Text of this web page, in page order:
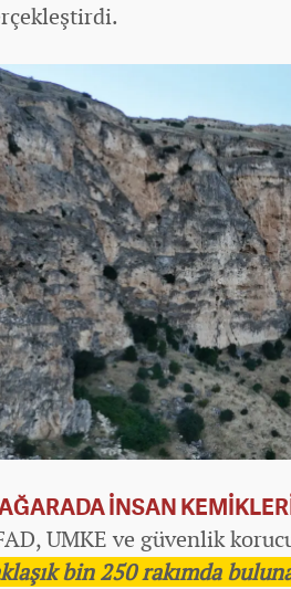
İNSAN
UMKE ve güvenlik
bin 250 rakımda